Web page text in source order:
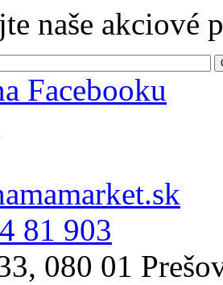
naše akciové
Facebooku
81 903
080 01